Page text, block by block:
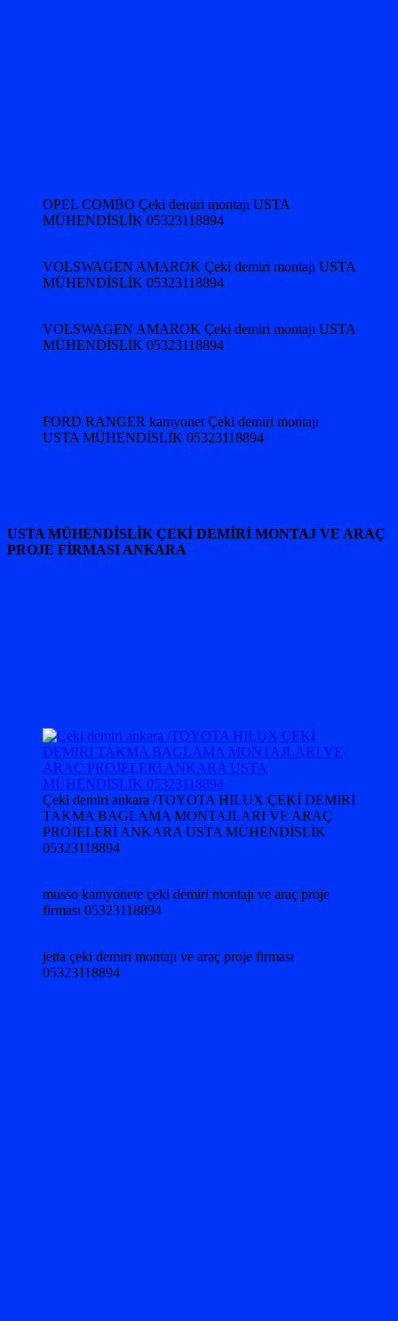
OPEL COMBO Çeki demiri montajı USTA
MÜHENDİSLİK 05323118894
VOLSWAGEN AMAROK Çeki demiri montajı USTA
MÜHENDİSLİK 05323118894
VOLSWAGEN AMAROK Çeki demiri montajı USTA
MÜHENDİSLİK 05323118894
FORD RANGER kamyonet Çeki demiri montajı
USTA MÜHENDİSLİK 05323118894
USTA MÜHENDİSLİK ÇEKİ DEMİRİ MONTAJ VE ARAÇ
PROJE FİRMASI ANKARA
Çeki demiri ankara /TOYOTA HILUX ÇEKİ DEMİRİ
TAKMA BAGLAMA MONTAJLARI VE ARAÇ
PROJELERİ ANKARA USTA MÜHENDİSLİK
05323118894
musso kamyonete çeki demiri montajı ve araç proje
firması 05323118894
jetta çeki demiri montajı ve araç proje firması
05323118894